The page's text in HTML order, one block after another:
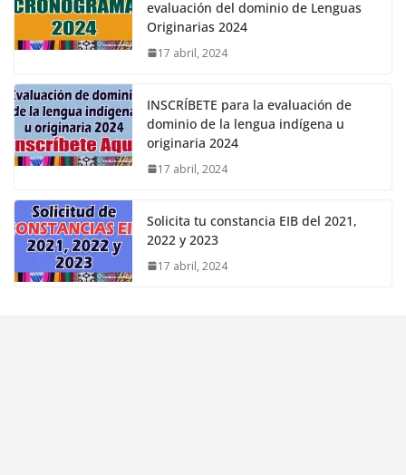
evaluación del dominio de Lenguas
Originarias 2024
17 abril, 2024
INSCRÍBETE para la evaluación de
dominio de la lengua indígena u
originaria 2024
17 abril, 2024
Solicita tu constancia EIB del 2021,
2022 y 2023
17 abril, 2024